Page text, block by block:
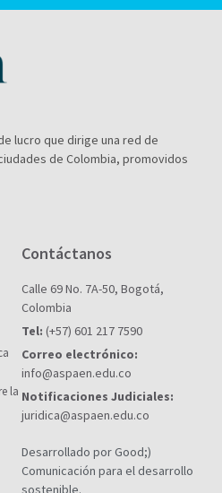
lucro que dirige una red de
de Colombia, promovidos
la
Contáctanos
Calle 69 No. 7A-50, Bogotá,
Colombia
Tel: (+57) 601 217 7590
Correo electrónico:
info@aspaen.edu.co
Notificaciones Judiciales:
juridica@aspaen.edu.co
Desarrollado por Good;)
Comunicación para el desarrollo
sostenible.